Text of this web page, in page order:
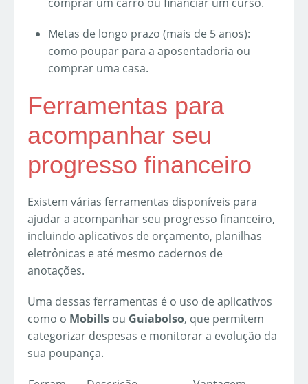
Metas de longo prazo (mais de 5 anos):
como poupar para a aposentadoria ou
comprar uma casa.
Ferramentas para
acompanhar seu
progresso financeiro
Existem várias ferramentas disponíveis para
ajudar a acompanhar seu progresso financeiro,
incluindo aplicativos de orçamento, planilhas
eletrônicas e até mesmo cadernos de
anotações.
Uma dessas ferramentas é o uso de aplicativos
como o Mobills ou Guiabolso, que permitem
categorizar despesas e monitorar a evolução da
sua poupança.